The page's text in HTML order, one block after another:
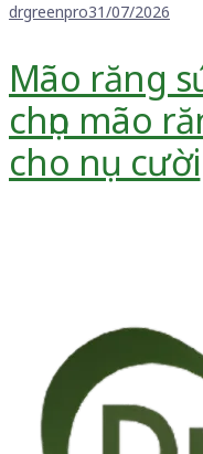
drgreenpro31/07/2026
Mão răng
chọn mão
cho nụ cười